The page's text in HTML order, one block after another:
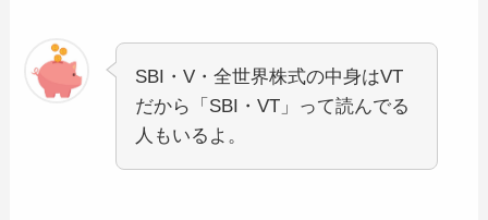
SBI・V・全世界株式の中身はVT
だから「SBI・VT」って読んでる
人もいるよ。